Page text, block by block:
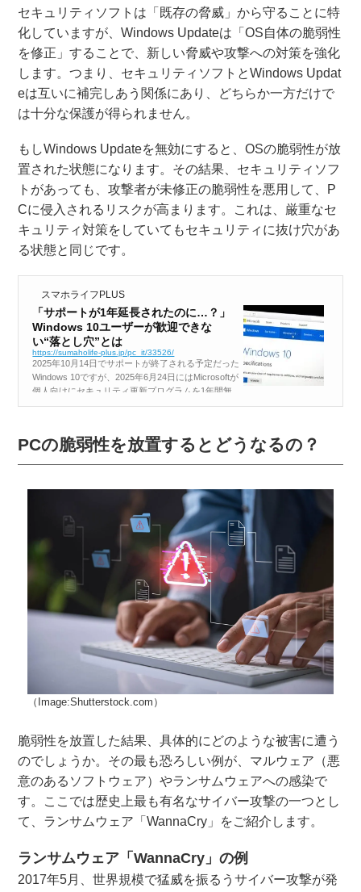
セキュリティソフトは「既存の脅威」から守ることに特
化していますが、Windows Updateは「OS自体の脆弱性
を修正」することで、新しい脅威や攻撃への対策を強化
します。つまり、セキュリティソフトとWindows Updat
eは互いに補完しあう関係にあり、どちらか一方だけで
は十分な保護が得られません。
もしWindows Updateを無効にすると、OSの脆弱性が放
置された状態になります。その結果、セキュリティソフ
トがあっても、攻撃者が未修正の脆弱性を悪用して、P
Cに侵入されるリスクが高まります。これは、厳重なセ
キュリティ対策をしていてもセキュリティに抜け穴があ
る状態と同じです。
スマホライフPLUS
「サポートが1年延長されたのに…？」
Windows 10ユーザーが歓迎できな
い“落とし穴”とは
https://sumaholife-plus.jp/pc_it/33526/
2025年10月14日でサポートが終了される予定だった
Windows 10ですが、2025年6月24日にはMicrosoftが
個人向けにセキュリティ更新プログラムを1年間無
料で提供すると発表しました。これによって、実質
PCの脆弱性を放置するとどうなるの？
（Image:Shutterstock.com）
脆弱性を放置した結果、具体的にどのような被害に遭う
のでしょうか。その最も恐ろしい例が、マルウェア（悪
意のあるソフトウェア）やランサムウェアへの感染で
す。ここでは歴史上最も有名なサイバー攻撃の一つとし
て、ランサムウェア「WannaCry」をご紹介します。
ランサムウェア「WannaCry」の例
2017年5月、世界規模で猛威を振るうサイバー攻撃が発